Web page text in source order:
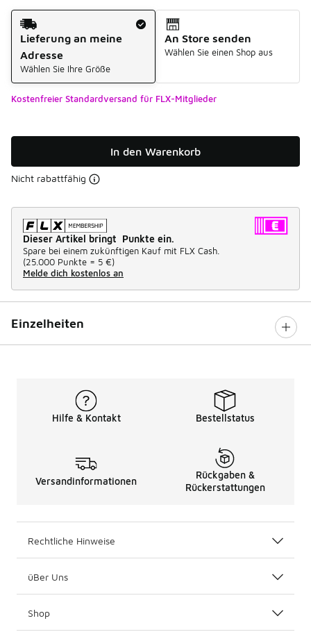
Versandart
Lieferung an meine
Adresse
Wählen Sie Ihre Größe
An Store senden
Wählen Sie einen Shop aus
Kostenfreier Standardversand für FLX-Mitglieder
In den Warenkorb
Nicht rabattfähig
Dieser Artikel bringt Punkte ein.
Spare bei einem zukünftigen Kauf mit FLX Cash.
(25.000 Punkte = 5 €)
Melde dich kostenlos an
Einzelheiten
Hilfe & Kontakt Bestellstatus
Versandinformationen
Rückgaben &
Rückerstattungen
Rechtliche Hinweise
üBer Uns
Shop